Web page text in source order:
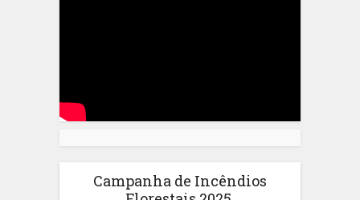
Campanha de Incêndios